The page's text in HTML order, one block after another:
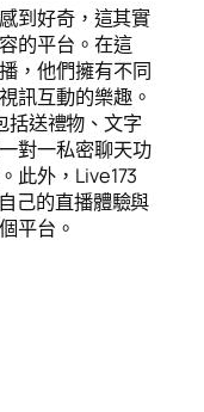
感到好奇，這其實
的平台。在這
，他們擁有不同
訊互動的樂趣。
括送禮物、文字
對一私密聊天功
此外，Live173
己的直播體驗與
平台。